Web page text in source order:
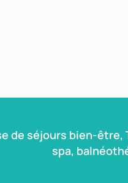
de séjours bien-
spa,